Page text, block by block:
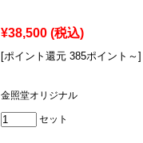
¥38,500 (税込)
[ポイント還元 385ポイント～]
金照堂オリジナル
セット